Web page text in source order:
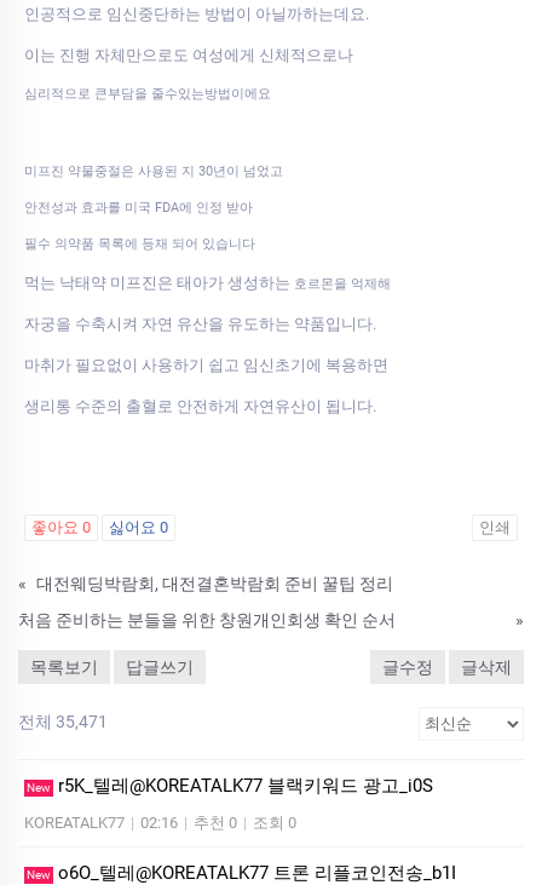
인공적으로 임신중단하는 방법이 아닐까하는데요.
이는 진행 자체만으로도 여성에게 신체적으로나
심리적으로 큰부담을 줄수있는방법이에요
미프진 약물중절은 사용된 지 30년이 넘었고
안전성과 효과를 미국 FDA에 인정 받아
필수 의약품 목록에 등재 되어 있습니다
먹는 낙태약 미프진은 태아가 생성하는 호르몬을 억제해
자궁을 수축시켜 자연 유산을 유도하는 약품입니다.
마취가 필요없이 사용하기 쉽고 임신초기에 복용하면
생리통 수준의 출혈로 안전하게 자연유산이 됩니다.
좋아요 0 싫어요 0 인쇄
« 대전웨딩박람회, 대전결혼박람회 준비 꿀팁 정리
처음 준비하는 분들을 위한 창원개인회생 확인 순서
»
목록보기 답글쓰기 글수정 글삭제
전체 35,471
New r5K_텔레@KOREATALK77 블랙키워드 광고_i0S
KOREATALK77 | 02:16 | 추천 0 | 조회 0
New o6O_텔레@KOREATALK77 트론 리플코인전송_b1I